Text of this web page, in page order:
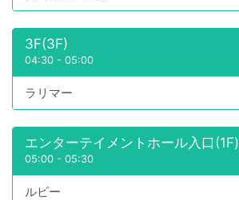
3F(3F)
04:30 - 05:00
ラリマー
エンターテイメントホール入口(1F)
05:00 - 05:30
ルビー